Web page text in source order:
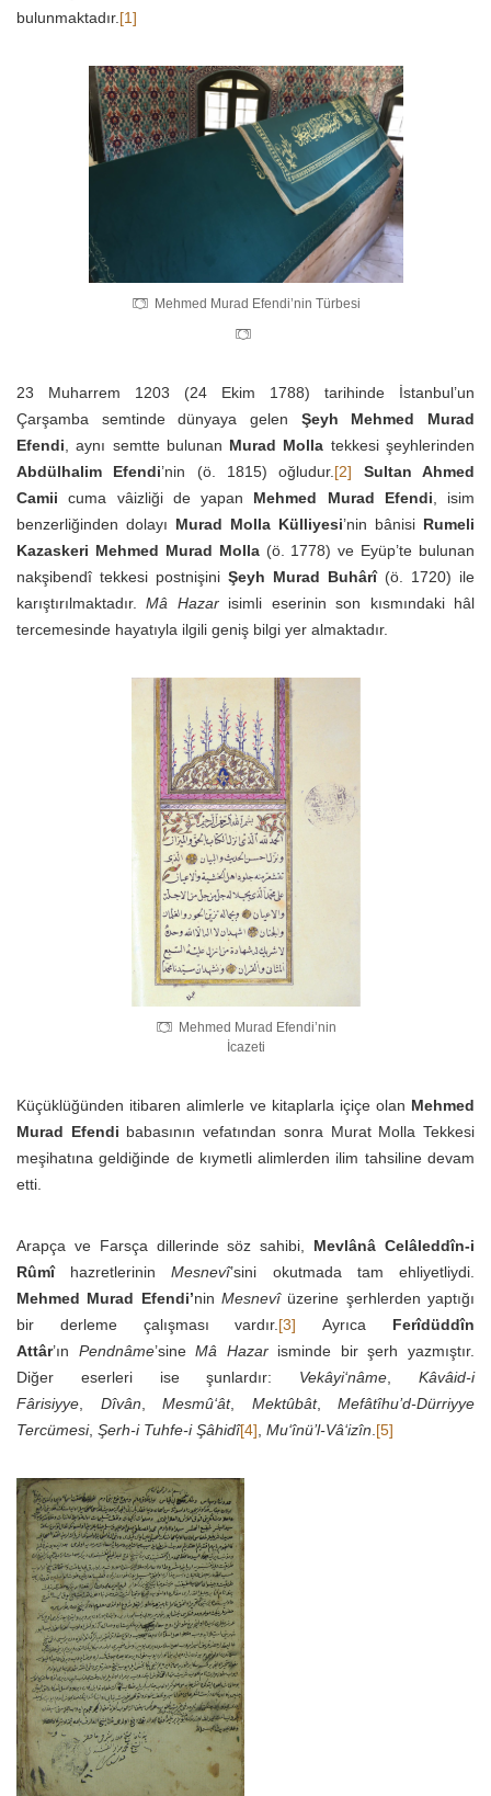
bulunmaktadır. [1]
Mehmed Murad Efendi’nin Türbesi
23 Muharrem 1203 (24 Ekim 1788) tarihinde İstanbul’un
Çarşamba semtinde dünyaya gelen Şeyh Mehmed Murad
Efendi , aynı semtte bulunan Murad Molla tekkesi şeyhlerinden
Abdülhalim Efendi’nin (ö. 1815) oğludur. [2]
Sultan Ahmed
Camii cuma vâizliği de yapan Mehmed Murad Efendi , isim
benzerliğinden dolayı Murad Molla Külliyesi’nin bânisi Rumeli
Kazaskeri Mehmed Murad Molla(ö. 1778) ve Eyüp’te bulunan
nakşibendî tekkesi postnişini Şeyh Murad Buhârî(ö. 1720) ile
karıştırılmaktadır.Mâ Hazarisimli eserinin son kısmındaki hâl
tercemesinde hayatıyla ilgili geniş bilgi yer almaktadır.
Mehmed Murad Efendi’nin
İcazeti
Küçüklüğünden itibaren alimlerle ve kitaplarla içiçe olan Mehmed
Murad Efendi babasının vefatından sonra Murat Molla Tekkesi
meşihatına geldiğinde de kıymetli alimlerden ilim tahsiline devam
etti.
Arapça ve Farsça dillerinde söz sahibi, Mevlânâ Celâleddîn-i
RûmîhazretlerininMesnevî’sini okutmada tam ehliyetliydi.
Mehmed Murad Efendi’ninMesnevîüzerine şerhlerden yaptığı
bir derleme çalışması vardır. [3] Ayrıca Ferîdüddîn
Attâr’ın Pendnâme’sineMâ Hazar isminde bir şerh yazmıştır.
Diğer eserleri ise şunlardır: Vekâyi‘nâme ,Kâvâid-i
Fârisiyye
Dîvân Mesmû‘ât, Mektûbât, Mefâtîhu’d-Dürriyye
Tercümesi, Şerh-i Tuhfe-i Şâhidî[4] Mu‘înü’l-Vâ‘izîn [5]